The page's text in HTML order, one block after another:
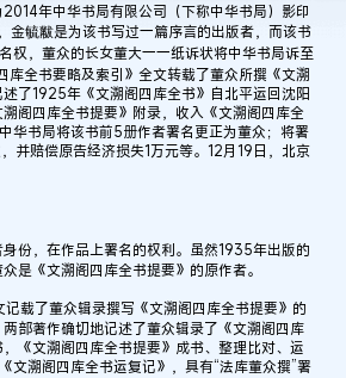
年中华书局有限公司（下称中华书局）影印
金毓黻是为该书写过一篇序言的出版者，而该书
权，董众的长女董大一一纸诉状将中华书局诉至
全书要略及索引》全文转载了董众所撰《文溯
了1925年《文溯阁四库全书》自北平运回沈阳
阁四库全书提要》附录，收入《文溯阁四库全
华书局将该书前5册作者署名更正为董众；将署
并赔偿原告经济损失1万元等。12月19日，北京
，在作品上署名的权利。虽然1935年出版的
是《文溯阁四库全书提要》的原作者。
了董众辑录撰写《文溯阁四库全书提要》的
部著作确切地记述了董众辑录了《文溯阁四库
《文溯阁四库全书提要》成书、整理比对、运
溯阁四库全书运复记》，具有“法库董众撰”署